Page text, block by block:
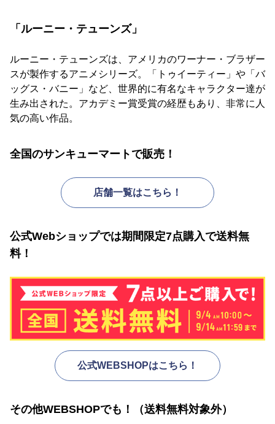
「ルーニー・テューンズ」
ルーニー・テューンズは、アメリカのワーナー・ブラザー
スが製作するアニメシリーズ。「トゥイーティー」や「バ
ッグス・バニー」など、世界的に有名なキャラクター達が
生み出された。アカデミー賞受賞の経歴もあり、非常に人
気の高い作品。
全国のサンキューマートで販売！
店舗一覧はこちら！
公式Webショップでは期間限定7点購入で送料無
料！
公式WEBSHOPはこちら！
その他WEBSHOPでも！（送料無料対象外）